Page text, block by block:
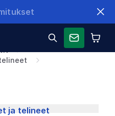
ja telineet